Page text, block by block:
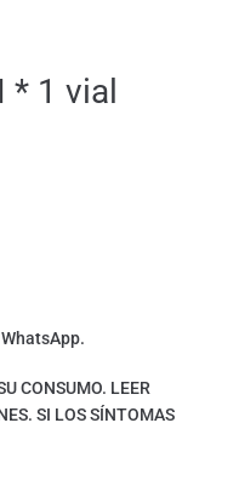
1 vial
CONSUMO. LEER
SI LOS SÍNTOMAS